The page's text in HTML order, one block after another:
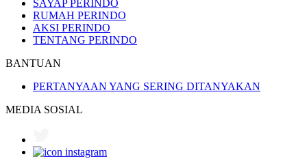
SAYAP PERINDO
RUMAH PERINDO
AKSI PERINDO
TENTANG PERINDO
BANTUAN
PERTANYAAN YANG SERING DITANYAKAN
MEDIA SOSIAL